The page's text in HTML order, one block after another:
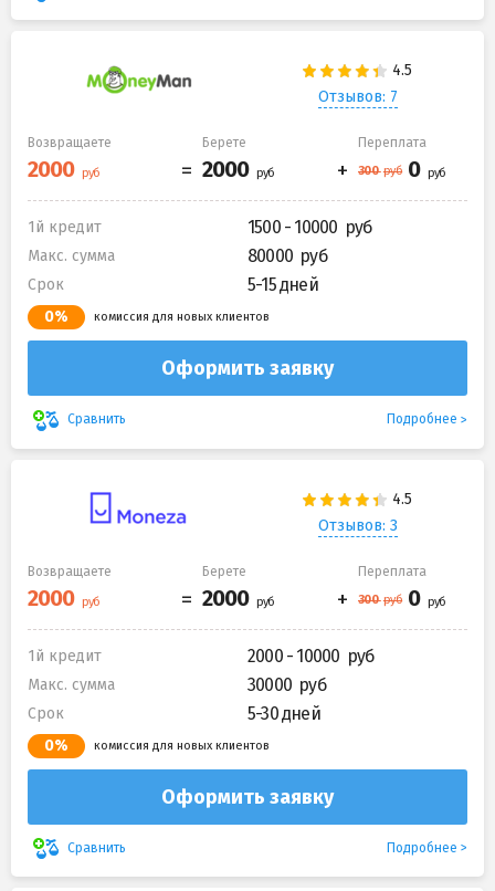
Отзывов: 7
Возвращаете Берете Переплата
1й кредит 1500 - 10000
Макс. сумма 80000
Срок 5-15 дней
0% комиссия для новых клиентов
Оформить заявку
Сравнить Подробнее
Отзывов: 3
Возвращаете Берете Переплата
1й кредит 2000 - 10000
Макс. сумма 30000
Срок 5-30 дней
0% комиссия для новых клиентов
Оформить заявку
Сравнить Подробнее